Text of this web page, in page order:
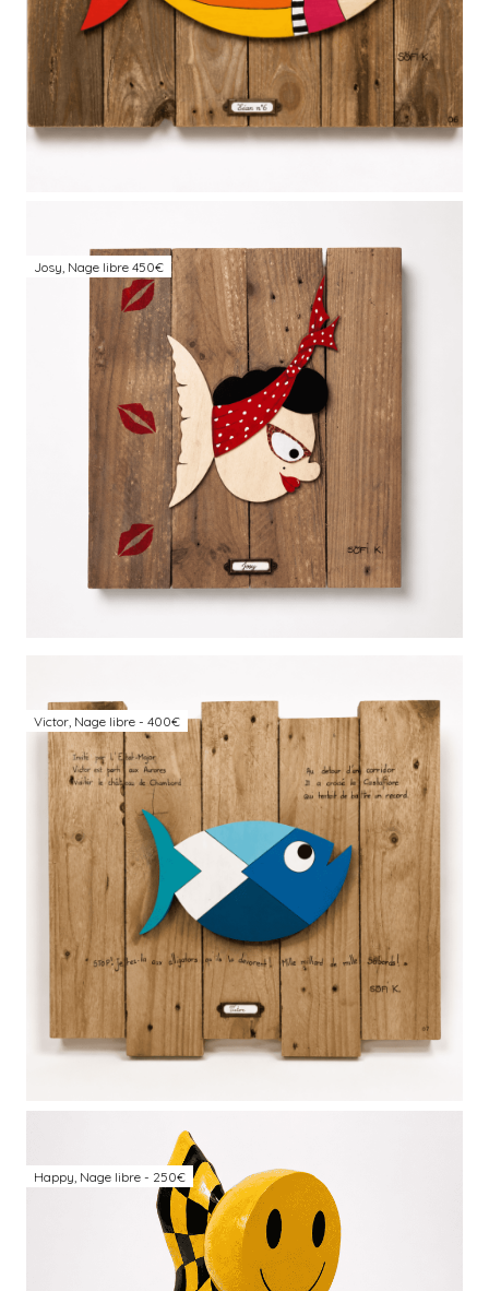
Josy, Nage libre 450€
Victor, Nage libre - 400€
Happy, Nage libre - 250€